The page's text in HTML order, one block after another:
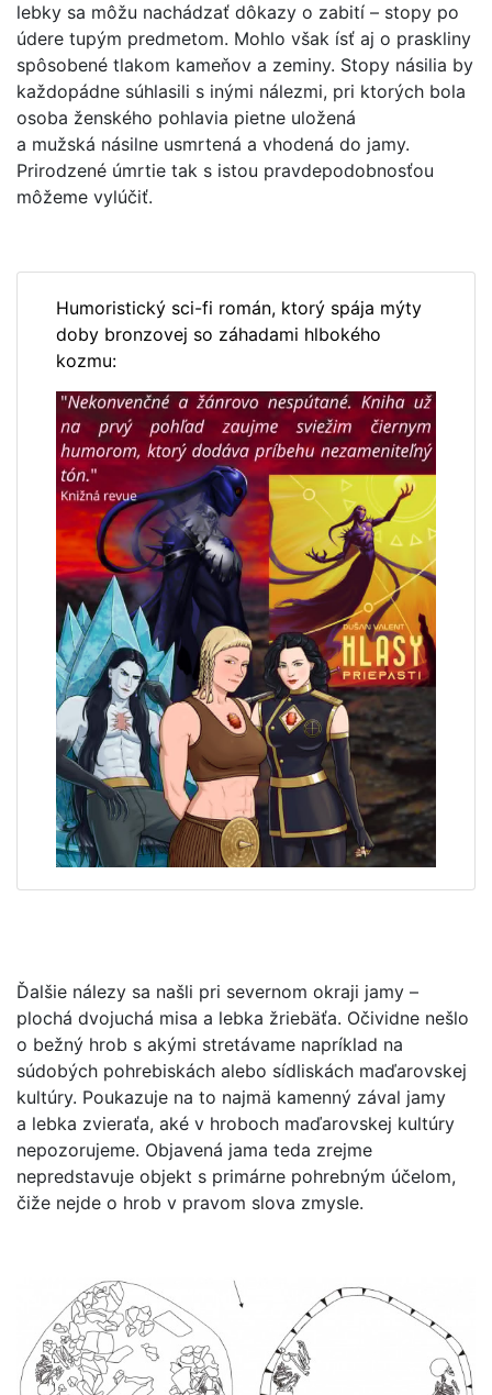
lebky sa môžu nachádzať dôkazy o zabití – stopy po
údere tupým predmetom. Mohlo však ísť aj o praskliny
spôsobené tlakom kameňov a zeminy. Stopy násilia by
každopádne súhlasili s inými nálezmi, pri ktorých bola
osoba ženského pohlavia pietne uložená
a mužská násilne usmrtená a vhodená do jamy.
Prirodzené úmrtie tak s istou pravdepodobnosťou
môžeme vylúčiť.
Humoristický sci-fi román, ktorý spája mýty
doby bronzovej so záhadami hlbokého
kozmu:
Ďalšie nálezy sa našli pri severnom okraji jamy –
plochá dvojuchá misa a lebka žriebäťa. Očividne nešlo
o bežný hrob s akými stretávame napríklad na
súdobých pohrebiskách alebo sídliskách maďarovskej
kultúry. Poukazuje na to najmä kamenný zával jamy
a lebka zvieraťa, aké v hroboch maďarovskej kultúry
nepozorujeme. Objavená jama teda zrejme
nepredstavuje objekt s primárne pohrebným účelom,
čiže nejde o hrob v pravom slova zmysle.